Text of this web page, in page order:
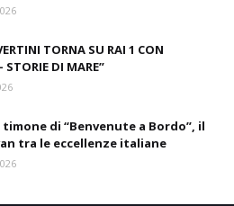
TORNA SU RAI 1 CON
STORIE DI MARE”
timone di “Benvenute a Bordo”, il
tra le eccellenze italiane